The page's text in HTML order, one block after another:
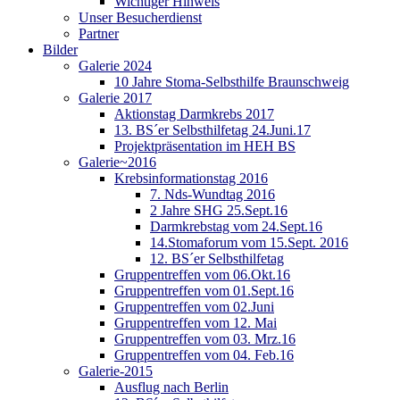
Unser Besucherdienst
Partner
Bilder
Galerie 2024
10 Jahre Stoma-Selbsthilfe Braunschweig
Galerie 2017
Aktionstag Darmkrebs 2017
13. BS´er Selbsthilfetag 24.Juni.17
Projektpräsentation im HEH BS
Galerie~2016
Krebsinformationstag 2016
7. Nds-Wundtag 2016
2 Jahre SHG 25.Sept.16
Darmkrebstag vom 24.Sept.16
14.Stomaforum vom 15.Sept. 2016
12. BS´er Selbsthilfetag
Gruppentreffen vom 06.Okt.16
Gruppentreffen vom 01.Sept.16
Gruppentreffen vom 02.Juni
Gruppentreffen vom 12. Mai
Gruppentreffen vom 03. Mrz.16
Gruppentreffen vom 04. Feb.16
Galerie-2015
Ausflug nach Berlin